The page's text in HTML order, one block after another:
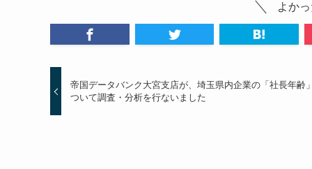
よか
帝国データバンク大宮支店が、埼玉県内企業の「社長年齢
ついて調査・分析を行ないました